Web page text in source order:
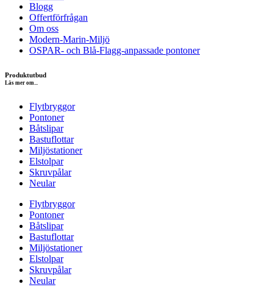
Blogg
Offertförfrågan
Om oss
Modern-Marin-Miljö
OSPAR- och Blå-Flagg-anpassade pontoner
Produktutbud
Läs mer om...
Flytbryggor
Pontoner
Båtslipar
Bastuflottar
Miljöstationer
Elstolpar
Skruvpålar
Neular
Flytbryggor
Pontoner
Båtslipar
Bastuflottar
Miljöstationer
Elstolpar
Skruvpålar
Neular